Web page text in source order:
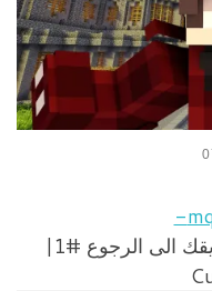
ماين كرافت كستم ماب | طريقك الى الرجوع #1|